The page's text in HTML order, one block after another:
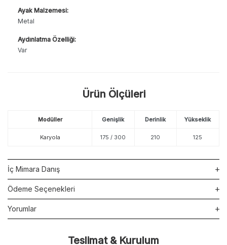
Ayak Malzemesi:
Metal
Aydınlatma Özelliği:
Var
Ürün Ölçüleri
Modüller Genişlik Derinlik Yükseklik
Karyola 175 / 300 210 125
İç Mimara Danış
Ödeme Seçenekleri
Yorumlar
Teslimat & Kurulum